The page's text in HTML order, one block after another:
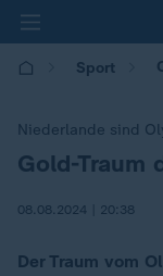
Sport
Niederlande sind
:
Gold-Traum
08.08.2024 | 20:38
Der Traum vom